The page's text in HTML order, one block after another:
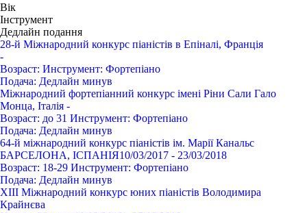
Вік
Інструмент
Дедлайн подання
28-й Міжнародний конкурс піаністів в Епіналі, Франція
-
Возраст: Инструмент: Фортепіано
Подача: Дедлайн минув
Міжнародний фортепіанний конкурс імені Ріни Сали Гало
Монца, Італія -
Возраст: до 31 Инструмент: Фортепіано
Подача: Дедлайн минув
64-й міжнародний конкурс піаністів ім. Марії Канальс
БАРСЕЛОНА, ІСПАНІЯ10/03/2017 - 23/03/2018
Возраст: 18-29 Инструмент: Фортепіано
Подача: Дедлайн минув
ХIII Міжнародний конкурс юних піаністів Володимира
Крайнєва